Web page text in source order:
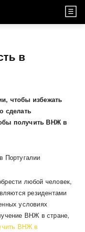
в
чтобы избежать
сделать
получить ВНЖ в
любой человек,
резидентами
условиях
ВНЖ в стране,
ВНЖ в